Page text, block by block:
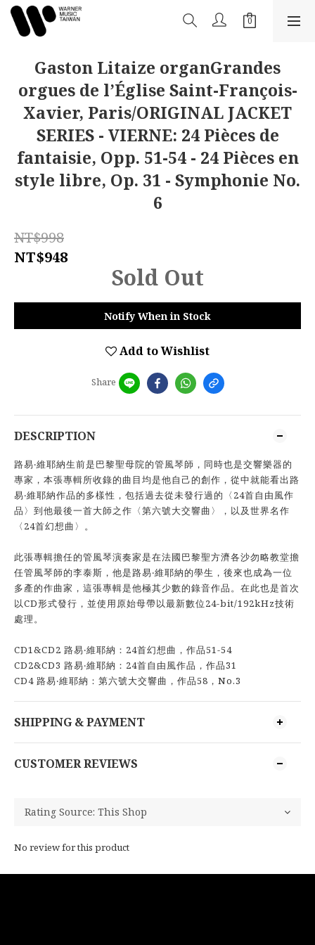
Gaston Litaize organGrandes
orgues de l’Église Saint-François-
Xavier, Paris/ORIGINAL JACKET
SERIES - VIERNE: 24 Pièces de
fantaisie, Opp. 51-54 - 24 Pièces en
style libre, Op. 31 - Symphonie No.
6
NT$998
NT$948
Sold Out
Notify When in Stock
Add to Wishlist
Share
DESCRIPTION
路易‧維耶納生前是巴黎聖母院的管風琴師，同時也是交響樂器的
專家，本張專輯所收錄的曲目均是他自己的創作，從中就能看出路
易‧維耶納作品的多樣性，包括過去從未發行過的〈24首自由風作
品〉到他最後一首大師之作〈第六號大交響曲〉，以及世界名作
〈24首幻想曲〉。
此張專輯擔任的管風琴演奏家是在法國巴黎聖方濟各沙勿略教堂擔
任管風琴師的李泰斯，他是路易‧維耶納的學生，後來也成為一位
多產的作曲家，這張專輯是他極其少數的錄音作品。在此也是首次
以CD形式發行，並使用原始母帶以最新數位24-bit/192kHz技術
處理。
CD1&CD2 路易‧維耶納：24首幻想曲，作品51-54
CD2&CD3 路易‧維耶納：24首自由風作品，作品31
CD4 路易‧維耶納：第六號大交響曲，作品58，No.3
SHIPPING & PAYMENT
CUSTOMER REVIEWS
No review for this product